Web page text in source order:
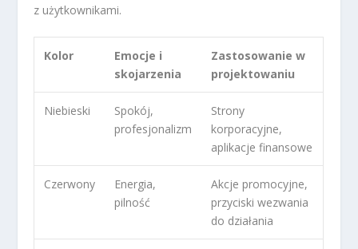
z użytkownikami.
Kolor
Emocje i
skojarzenia
Zastosowanie w
projektowaniu
Niebieski
Spokój,
profesjonalizm
Strony
korporacyjne,
aplikacje finansowe
Czerwony
Energia,
pilność
Akcje promocyjne,
przyciski wezwania
do działania